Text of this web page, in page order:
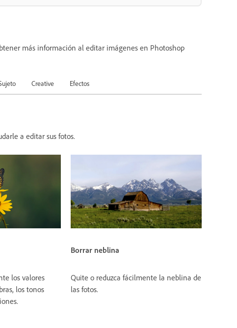
más información al editar imágenes en Photoshop
Creative Efectos
a editar sus fotos.
los valores
los tonos
Borrar neblina
Quite o reduzca fácilmente la neblina de
las fotos.